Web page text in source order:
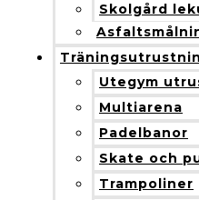
Skolgård
Utegym
Multiarena
Padelbanor
Skate och
Trampoliner